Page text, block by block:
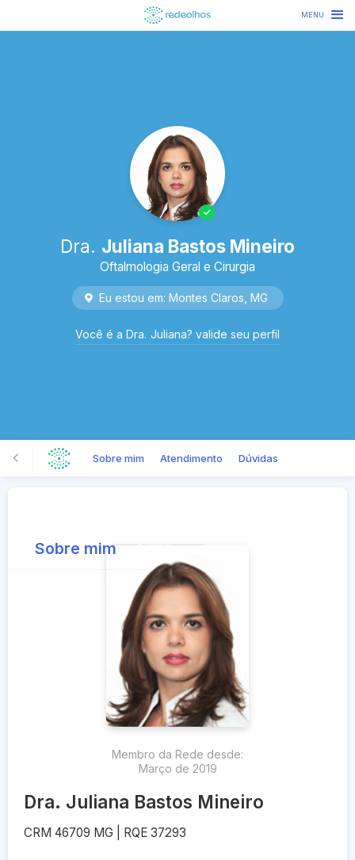
MENU
Dra. Juliana Bastos Mineiro
Oftalmologia Geral e Cirurgia
Eu estou em: Montes Claros MG
Você é a Dra. Juliana? valide seu perfil
Sobre mim Atendimento Dúvidas
Sobre mim
Membro da Rede desde:
Março de 2019
Dra. Juliana Bastos Mineiro
CRM 46709 MG | RQE 37293